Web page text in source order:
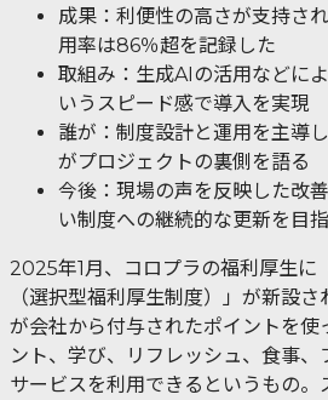
成果：利便性の高さが支持さ
用率は86％超を記録した
取組み：生成AIの活用などに
いうスピード感で導入を実現
誰が：制度設計と運用を主導
がプロジェクトの裏側を語る
今後：現場の声を反映した改
い制度への継続的な更新を目
2025年1月、コロプラの福利厚生に
（選択型福利厚生制度）」が新設
が会社から付与されたポイントを使
ント、学び、リフレッシュ、食事
サービスを利用できるというもの。